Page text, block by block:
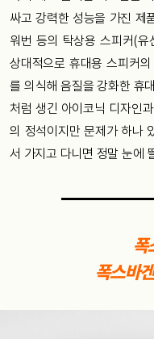
싸고 강력한 성능을 가진 제
워번 등의 탁상용 스피커(
상대적으로 휴대용 스피커
를 의식해 음질을 강화한 휴
처럼 생긴 아이코닉 디자인
의 정석이지만 문제가 하나
서 가지고 다니면 정말 눈에
폭
폭스바